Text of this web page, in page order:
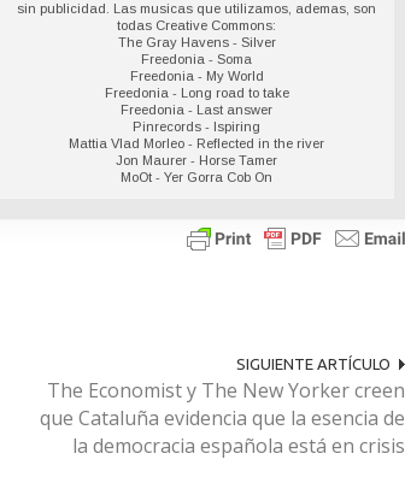
sin publicidad. Las musicas que utilizamos, ademas, son
todas Creative Commons:
The Gray Havens - Silver
Freedonia - Soma
Freedonia - My World
Freedonia - Long road to take
Freedonia - Last answer
Pinrecords - Ispiring
Mattia Vlad Morleo - Reflected in the river
Jon Maurer - Horse Tamer
MoOt - Yer Gorra Cob On
SIGUIENTE ARTÍCULO
The Economist y The New Yorker creen
que Cataluña evidencia que la esencia de
la democracia española está en crisis